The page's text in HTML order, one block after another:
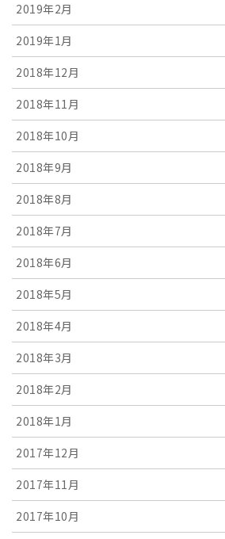
2019年2月
2019年1月
2018年12月
2018年11月
2018年10月
2018年9月
2018年8月
2018年7月
2018年6月
2018年5月
2018年4月
2018年3月
2018年2月
2018年1月
2017年12月
2017年11月
2017年10月